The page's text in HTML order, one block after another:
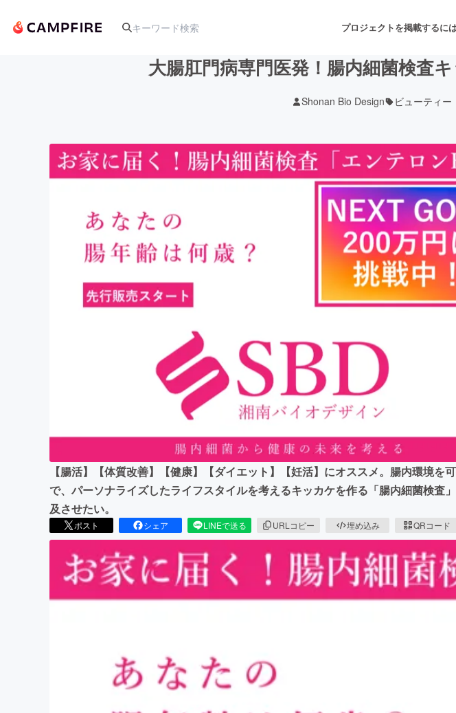
プロジェクトを掲載するに
アート・写真 音楽
ゲーム・サービス開発
映像・映画 書籍・雑誌出版
ビジネス・起業 チャレンジ
CAMPFIRE for Social
CAMPFIREふるさと納
大腸肛門病専門医発！腸内細菌検査
Shonan Bio Design ビューティー
【腸活】【体質改善】【健康】【ダイエット】【妊活】にオススメ。腸内環境を
で、パーソナライズしたライフスタイルを考えるキッカケを作る「腸内細菌検査
及させたい。
ポスト シェア LINEで送る URLコピー 埋め込み QRコード